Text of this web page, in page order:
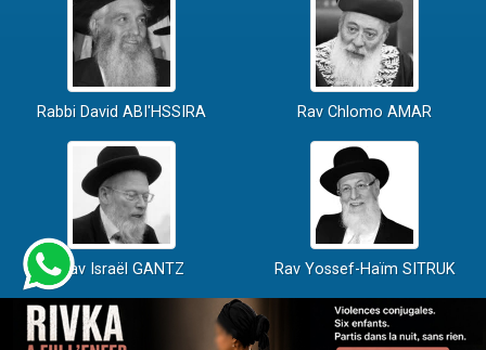
Rabbi David ABI'HSSIRA Rav Chlomo AMAR
Rav Israël GANTZ Rav Yossef-Haïm SITRUK